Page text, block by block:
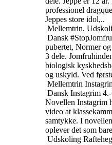
professionel
Jeppes store idol,..
Mellemtrin,
Dansk
pubertet, Normer
3 dele.
biologisk
og uskyld. Ved
Mellemtrin
Dansk Instagrim
Novellen Instagrim
video at
samtykke. I
oplever det som
Udskoling